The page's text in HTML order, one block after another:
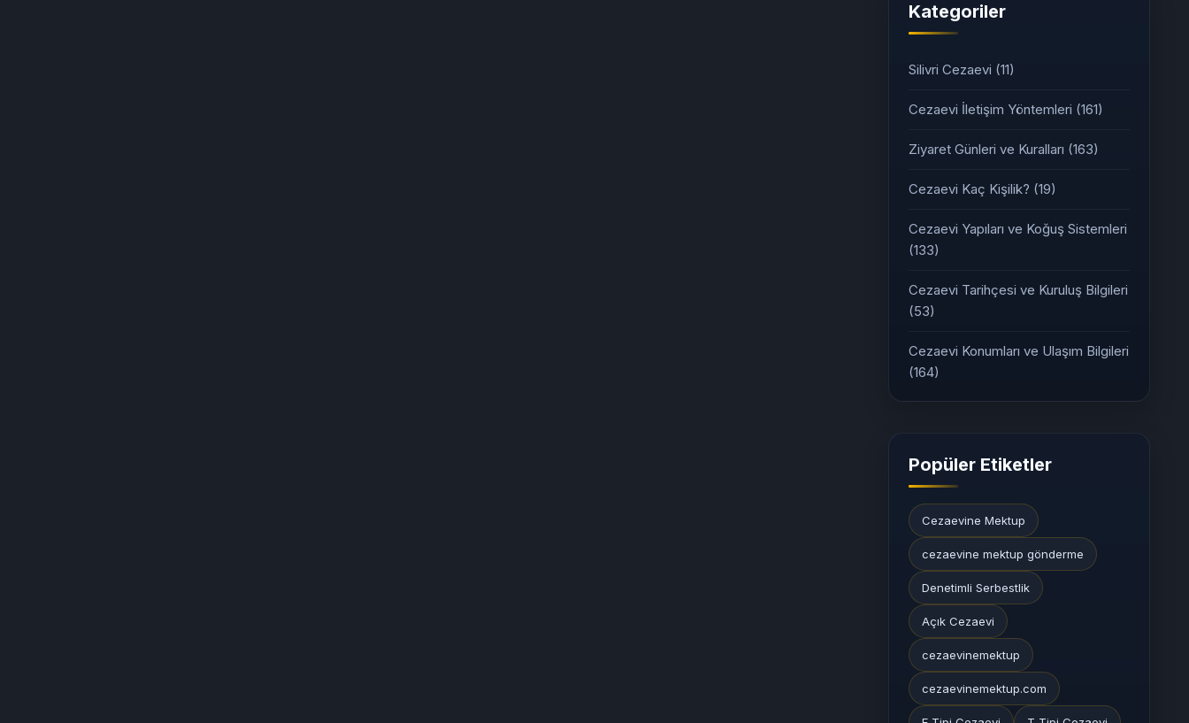
Kategoriler
Silivri Cezaevi (11)
Cezaevi İletişim Yöntemleri (161)
Ziyaret Günleri ve Kuralları (163)
Cezaevi Kaç Kişilik? (19)
Cezaevi Yapıları ve Koğuş Sistemleri
(133)
Cezaevi Tarihçesi ve Kuruluş Bilgileri
(53)
Cezaevi Konumları ve Ulaşım Bilgileri
(164)
Popüler Etiketler
Cezaevine Mektup
cezaevine mektup gönderme
Denetimli Serbestlik
Açık Cezaevi
cezaevinemektup
cezaevinemektup.com